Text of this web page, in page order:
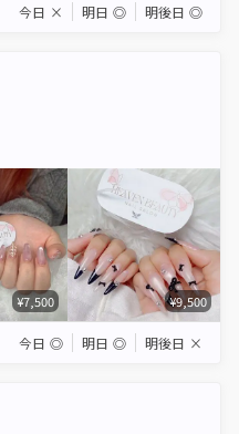
今日 × 明日 ◎ 明後日 ◎
¥7,500 ¥9,500
今日 ◎ 明日 ◎ 明後日 ×